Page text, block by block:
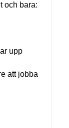
och bara:
upp
att jobba